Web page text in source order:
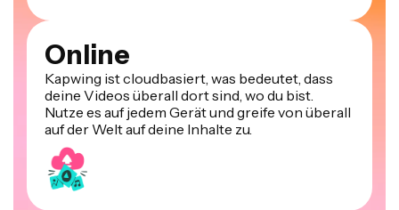
Online
Kapwing ist cloudbasiert, was bedeutet, dass
deine Videos überall dort sind, wo du bist.
Nutze es auf jedem Gerät und greife von überall
auf der Welt auf deine Inhalte zu.